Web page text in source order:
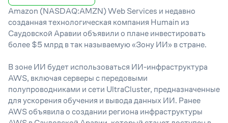
Amazon (NASDAQ:AMZN) Web Services и недавно
созданная технологическая компания Humain из
Саудовской Аравии объявили о плане инвестировать
более $5 млрд в так называемую «Зону ИИ» в стране.
В зоне ИИ будет использоваться ИИ-инфраструктура
AWS, включая серверы с передовыми
полупроводниками и сети UltraCluster, предназначенные
для ускорения обучения и вывода данных ИИ. Ранее
AWS объявила о создании региона инфраструктуры